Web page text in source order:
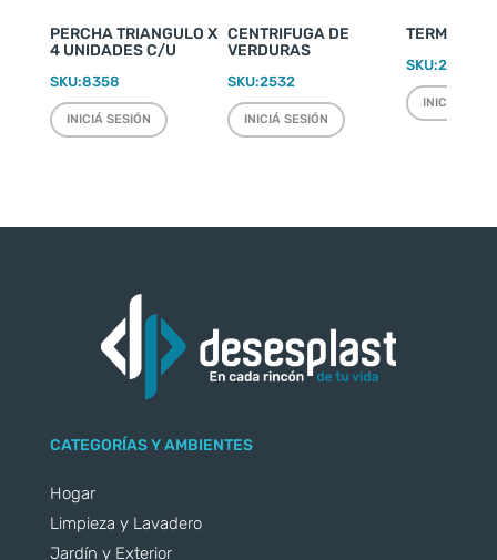
PERCHA TRIANGULO X
4 UNIDADES C/U
SKU:8358
INICIÁ SESIÓN
CENTRIFUGA DE
VERDURAS
SKU:2532
INICIÁ SESIÓN
TERMO
SKU:2220
INICIÁ
CATEGORÍAS Y AMBIENTES
Hogar
Limpieza y Lavadero
Jardín y Exterior